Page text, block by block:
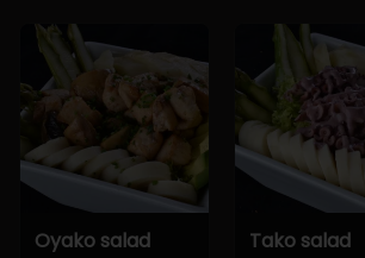
Oyako salad Tako salad